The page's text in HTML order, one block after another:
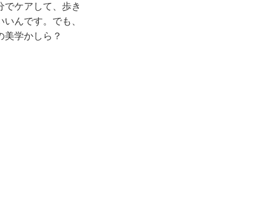
でケアして、歩き
んです。でも、
美学かしら？